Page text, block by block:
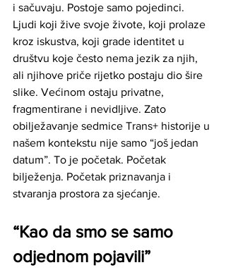
i sačuvaju. Postoje samo pojedinci.
Ljudi koji žive svoje živote, koji prolaze
kroz iskustva, koji grade identitet u
društvu koje često nema jezik za njih,
ali njihove priče rijetko postaju dio šire
slike. Većinom ostaju privatne,
fragmentirane i nevidljive. Zato
obilježavanje sedmice Trans+ historije u
našem kontekstu nije samo “još jedan
datum”. To je početak. Početak
bilježenja. Početak priznavanja i
stvaranja prostora za sjećanje.
“Kao da smo se samo
odjednom pojavili”